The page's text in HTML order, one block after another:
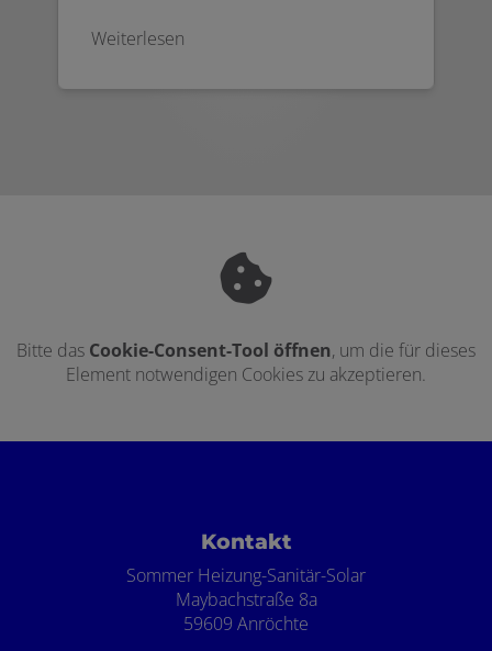
Weiterlesen
Bitte das Cookie-Consent-Tool öffnen, um die für dieses
Element notwendigen Cookies zu akzeptieren.
Kontakt
Sommer Heizung-Sanitär-Solar
Maybachstraße 8a
59609 Anröchte